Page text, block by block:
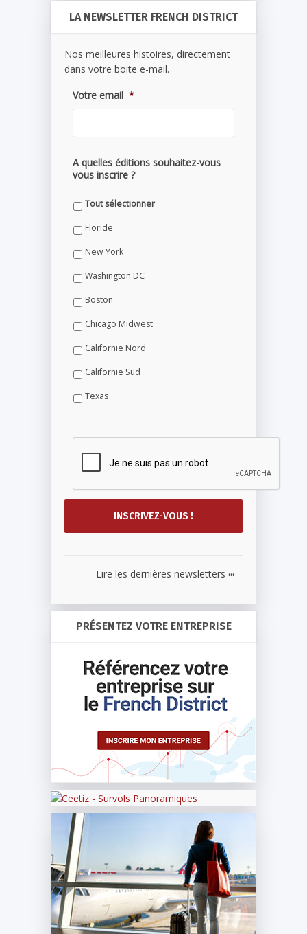
LA NEWSLETTER FRENCH DISTRICT
Nos meilleures histoires, directement
dans votre boite e-mail.
Votre email *
A quelles éditions souhaitez-vous
vous inscrire ?
Tout sélectionner
Floride
New York
Washington DC
Boston
Chicago Midwest
Californie Nord
Californie Sud
Texas
Lire les dernières newsletters ...
PRÉSENTEZ VOTRE ENTREPRISE